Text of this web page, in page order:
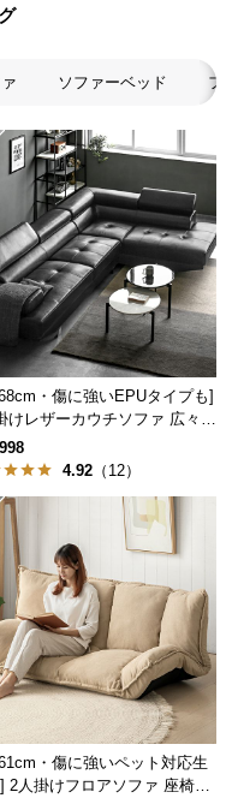
ソファーベッド フ
・傷に強いEPUタイプも]
けレザーカウチソファ 広々設
感
4.92 （12）
・傷に強いペット対応生
2人掛けフロアソファ 座椅子